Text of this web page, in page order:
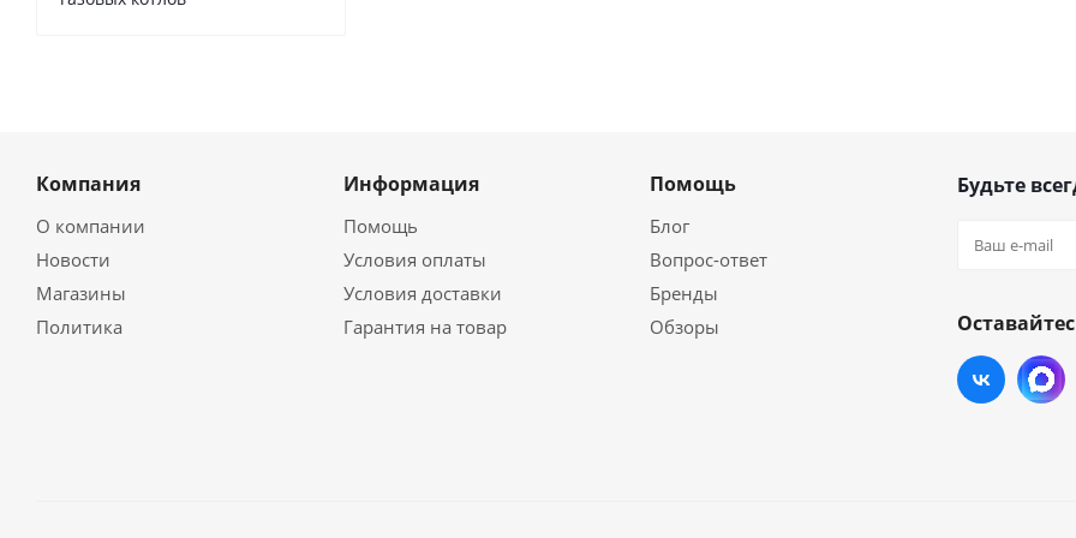
Компания
О компании
Новости
Магазины
Политика
Информация
Помощь
Условия оплаты
Условия доставки
Гарантия на товар
Помощь
Блог
Вопрос-ответ
Бренды
Обзоры
Будьте